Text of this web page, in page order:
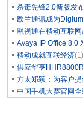
杀毒先锋2.0新版发
欧兰通讯成为
融视通在移动互联
Avaya IP Office 8.0
移动成就互联经济(1)
供应华亨
方太郑颖：为客户
中国手机大赛官网